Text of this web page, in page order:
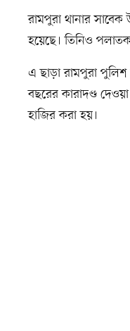
রামপুরা থানার
হয়েছে। তিনিও
এ ছাড়া রামপুরা
বছরের কারাদণ্ড
হাজির করা হয়।